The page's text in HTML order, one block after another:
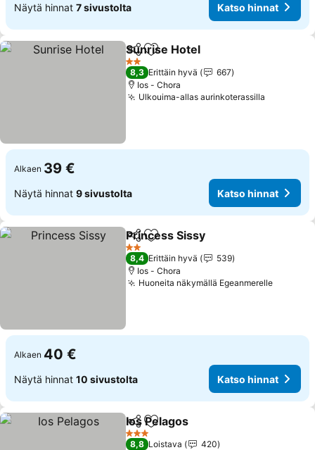
Näytä hinnat 7 sivustolta Katso hinnat
Jaa Lisää suosikkeihin
Sunrise Hotel
2 Tähtiluokitus
8,3 Erittäin hyvä
667
Ios - Chora
Ulkouima-allas aurinkoterassilla
Alkaen 39 €
Näytä hinnat 9 sivustolta Katso hinnat
Jaa Lisää suosikkeihin
Princess Sissy
2 Tähtiluokitus
8,4 Erittäin hyvä
539
Ios - Chora
Huoneita näkymällä EgeanmerelleKatso
Alkaen 40 €
Näytä hinnat 10 sivustolta Katso hinnat
Jaa Lisää suosikkeihin
Ios Pelagos
3 Tähtiluokitus
8,8 Loistava
420